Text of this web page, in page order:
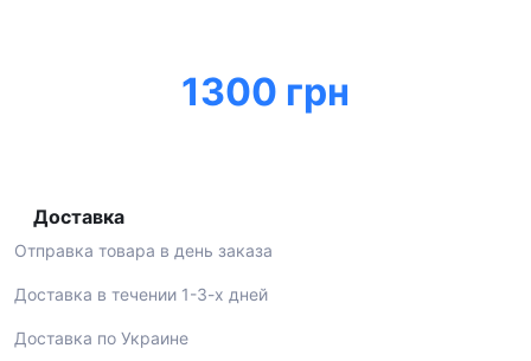
1300 грн
Доставка
Отправка товара в день заказа
Доставка в течении 1-3-х дней
Доставка по Украине